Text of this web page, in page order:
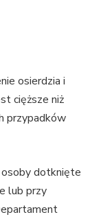
osierdzia i
cięższe niż
przypadków
osoby dotknięte
lub przy